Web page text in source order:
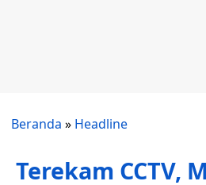
Beranda » Headline
Terekam CCTV,